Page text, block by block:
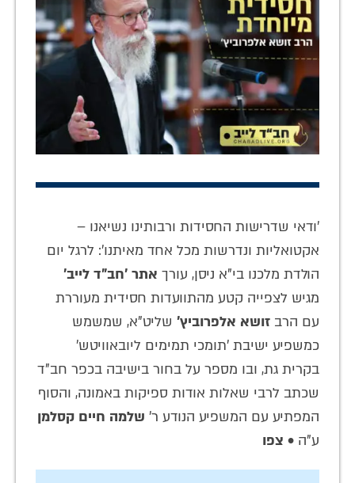
'ודאי שדרישות החסידות ורבותינו נשיאנו –
אקטואליות ונדרשות מכל אחד מאיתנו': לרגל יום
הולדת מלכנו בי"א ניסן, עורך אתר 'חב"ד לייב'
מגיש לצפייה קטע מהתוועדות חסידית מעוררת
עם הרב זושא אלפרוביץ' שליט"א, שמשמש
כמשפיע ישיבת 'תומכי תמימים ליובאוויטש'
בקרית גת, ובו מספר על בחור בישיבה בכפר חב"ד
שכתב לרבי שאלות אודות ספיקות באמונה, והסוף
המפתיע עם המשפיע הנודע ר' שלמה חיים קסלמן
ע"ה • צפו